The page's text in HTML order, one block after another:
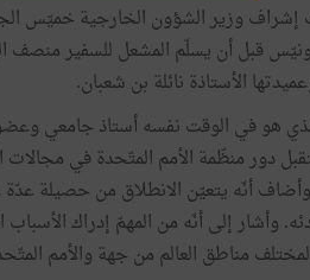
وزير الشؤون الخارجية خميّس
قبل أن يسلّم المشعل للسفير منصف
الأستاذة نائلة بن شعبان.
هو في الوقت نفسه أستاذ جامعي وعضو
دور منظّمة الأمم المتّحدة في مجالات
أنّه يتعيّن الانطلاق من حصيلة
وأشار إلى أنّه من المهمّ إدراك
مناطق العالم من جهة والأمم